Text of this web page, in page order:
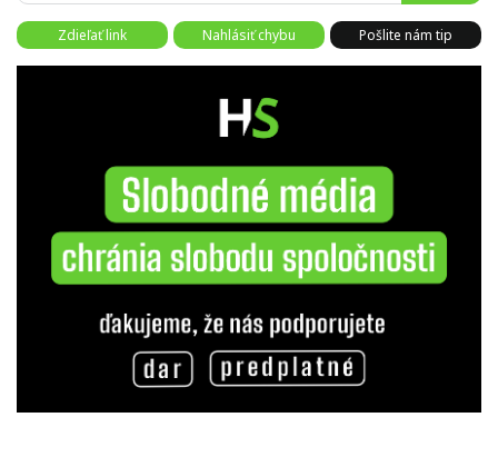
Zdieľať link Nahlásiť chybu Pošlite nám tip